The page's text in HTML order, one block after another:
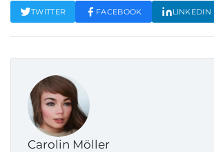
TWITTER FACEBOOK LINKEDIN
Carolin Möller